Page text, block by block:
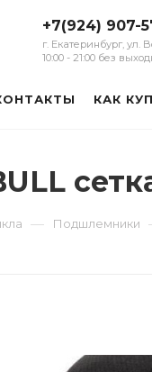
+7(924) 907-
г. Екатеринбург, ул.
10:00 - 21:00 без
КАК
— Подшлемники